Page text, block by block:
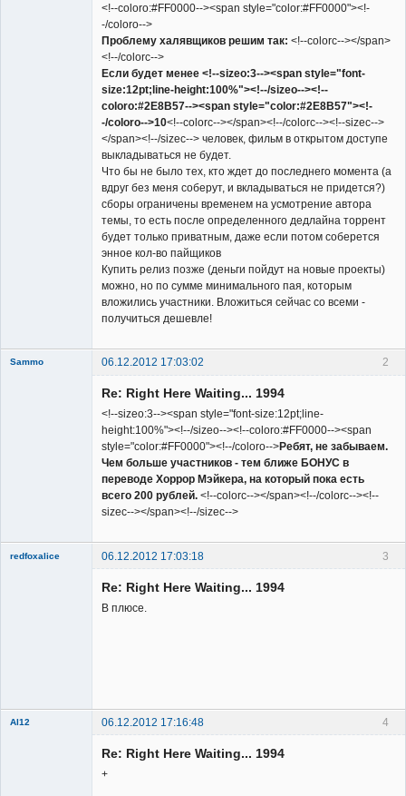
<!--coloro:#FF0000--><span style="color:#FF0000"><!-
-/coloro-->
Проблему халявщиков решим так: <!--colorc--></span>
<!--/colorc-->
Если будет менее <!--sizeo:3--><span style="font-
size:12pt;line-height:100%"><!--/sizeo--><!--
coloro:#2E8B57--><span style="color:#2E8B57"><!-
-/coloro-->10<!--colorc--></span><!--/colorc--><!--sizec-->
</span><!--/sizec--> человек, фильм в открытом доступе
выкладываться не будет.
Что бы не было тех, кто ждет до последнего момента (а
вдруг без меня соберут, и вкладываться не придется?)
сборы ограничены временем на усмотрение автора
темы, то есть после определенного дедлайна торрент
будет только приватным, даже если потом соберется
энное кол-во пайщиков
Купить релиз позже (деньги пойдут на новые проекты)
можно, но по сумме минимального пая, которым
вложились участники. Вложиться сейчас со всеми -
получиться дешевле!
2
Sammo
06.12.2012 17:03:02
Re: Right Here Waiting... 1994
<!--sizeo:3--><span style="font-size:12pt;line-
height:100%"><!--/sizeo--><!--coloro:#FF0000--><span
style="color:#FF0000"><!--/coloro-->Ребят, не забываем.
Чем больше участников - тем ближе БОНУС в
переводе Хоррор Мэйкера, на который пока есть
всего 200 рублей. <!--colorc--></span><!--/colorc--><!--
sizec--></span><!--/sizec-->
3
redfoxalice 06.12.2012 17:03:18
Re: Right Here Waiting... 1994
В плюсе.
4
Al12
06.12.2012 17:16:48
Re: Right Here Waiting... 1994
+